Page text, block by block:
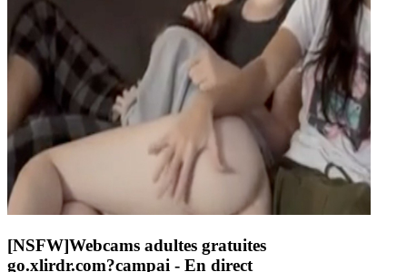
[NSFW]Webcams adultes gratuites
go.xlirdr.com?campai - En direct